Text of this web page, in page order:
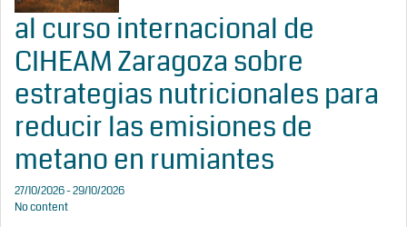
al curso internacional de
CIHEAM Zaragoza sobre
estrategias nutricionales para
reducir las emisiones de
metano en rumiantes
27/10/2026 - 29/10/2026
No content